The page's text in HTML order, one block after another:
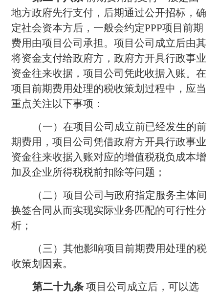
地方政府先行支付，后期通过公开招标，确
定社会资本方后，一般会约定PPP项目前期
费用由项目公司承担。项目公司成立后由其
将资金支付给政府方，政府方开具行政事业
资金往来收据，项目公司凭此收据入账。在
项目前期费用处理的税收策划过程中，应当
重点关注以下事项：
（一）在项目公司成立前已经发生的前
期费用，项目公司凭借政府方开具行政事业
资金往来收据入账对应的增值税税负成本增
加及企业所得税税前扣除等问题；
（二）项目公司与政府指定服务主体间
换签合同从而实现实际业务匹配的可行性分
析；
（三）其他影响项目前期费用处理的税
收策划因素。
第二十九条项目公司成立后，可以选